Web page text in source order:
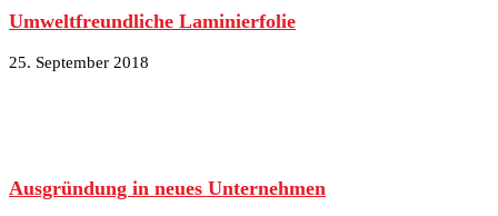
Umweltfreundliche Laminierfolie
25. September 2018
Ausgründung in neues Unternehmen